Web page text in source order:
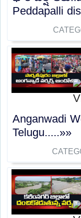
Peddapalli
Anganwadi
Telugu.....»»